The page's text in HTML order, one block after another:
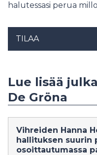
halutessasi perua
TILAA
Lue lisää
De Gröna
Vihreiden Hanna
hallituksen suurin
osoittautumassa